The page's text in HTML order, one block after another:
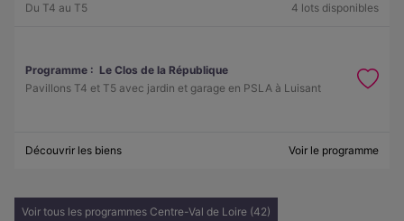
Du T4 au T5
4 lots disponibles
Programme : Le Clos de la République
Pavillons T4 et T5 avec jardin et garage en PSLA à Luisant
Découvrir les biens Voir le programme
Voir tous les programmes Centre-Val de Loire (42)